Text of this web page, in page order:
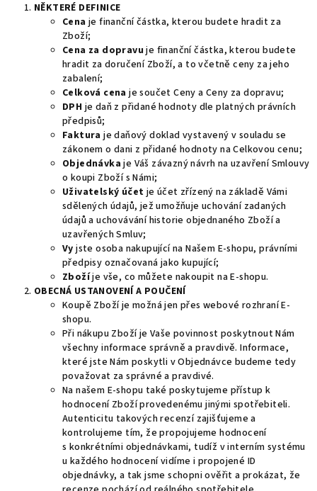
NĚKTERÉ DEFINICE
Cenaje finanční částka, kterou budete hradit za
Zboží;
Cena za dopravuje finanční částka, kterou budete
hradit za doručení Zboží, a to včetně ceny za jeho
zabalení;
Celková cenaje součet Ceny a Ceny za dopravu;
DPH je daň z přidané hodnoty dle platných právních
předpisů;
Faktura je daňový doklad vystavený v souladu se
zákonem o dani z přidané hodnoty na Celkovou cenu;
Objednávkaje Váš závazný návrh na uzavření Smlouvy
o koupi Zboží s Námi;
Uživatelský účetje účet zřízený na základě Vámi
sdělených údajů, jež umožňuje uchování zadaných
údajů a uchovávání historie objednaného Zboží a
uzavřených Smluv;
Vyjste osoba nakupující na Našem E-shopu, právními
předpisy označovaná jako kupující;
Zbožíje vše, co můžete nakoupit na E-shopu.
OBECNÁ USTANOVENÍ A POUČENÍ
Koupě Zboží je možná jen přes webové rozhraní E-
shopu.
Při nákupu Zboží je Vaše povinnost poskytnout Nám
všechny informace správně a pravdivě. Informace,
které jste Nám poskytli v Objednávce budeme tedy
považovat za správné a pravdivé.
Na našem E-shopu také poskytujeme přístup k
hodnocení Zboží provedenému jinými spotřebiteli.
Autenticitu takových recenzí zajišťujeme a
kontrolujeme tím, že propojujeme hodnocení
s konkrétními objednávkami, tudíž v interním systému
u každého hodnocení vidíme i propojené ID
objednávky, a tak jsme schopni ověřit a prokázat, že